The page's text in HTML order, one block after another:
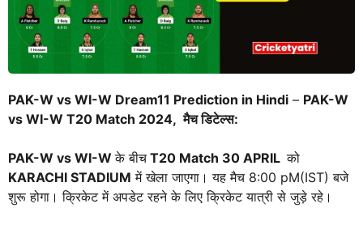
PAK-W vs WI-W Dream11 Prediction in Hindi – PAK-W
vs WI-W T20 Match 2024, मैच डिटेल्स:
PAK-W vs WI-Wके बीच T20 Match 30 APRIL को
KARACHI STADIUM में खेला जाएगा। यह मैच 8:00 pM(IST) बजे
शुरू होगा। क्रिकेट में अपडेट रहने के लिए क्रिकेट यात्री से जुड़े रहे।